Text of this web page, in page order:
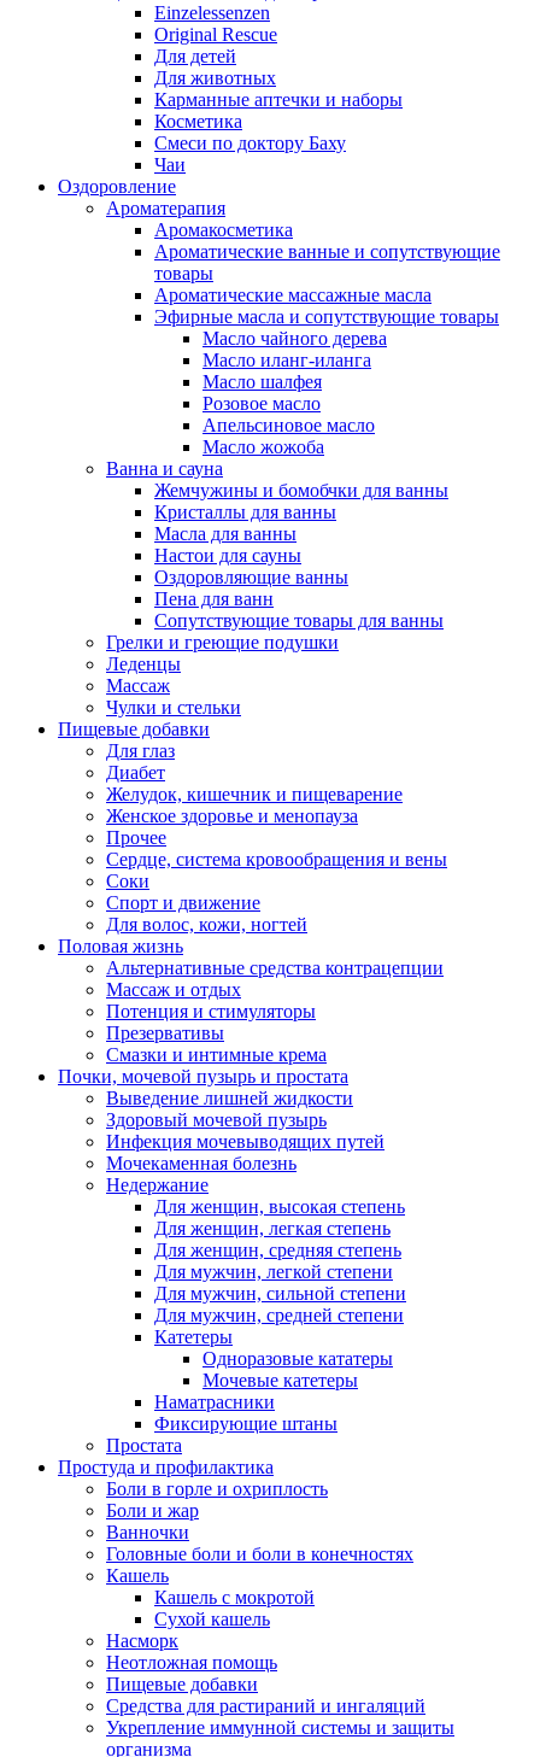
Einzelessenzen
Original Rescue
Для детей
Для животных
Карманные аптечки и наборы
Косметика
Смеси по доктору Баху
Чаи
Оздоровление
Ароматерапия
Аромакосметика
Ароматические ванные и сопутствующие
товары
Ароматические массажные масла
Эфирные масла и сопутствующие товары
Масло чайного дерева
Масло иланг-иланга
Масло шалфея
Розовое масло
Апельсиновое масло
Масло жожоба
Ванна и сауна
Жемчужины и бомобчки для ванны
Кристаллы для ванны
Масла для ванны
Настои для сауны
Оздоровляющие ванны
Пена для ванн
Сопутствующие товары для ванны
Грелки и греющие подушки
Леденцы
Массаж
Чулки и стельки
Пищевые добавки
Для глаз
Диабет
Желудок, кишечник и пищеварение
Женское здоровье и менопауза
Прочее
Сердце, система кровообращения и вены
Соки
Спорт и движение
Для волос, кожи, ногтей
Половая жизнь
Альтернативные средства контрацепции
Массаж и отдых
Потенция и стимуляторы
Презервативы
Смазки и интимные крема
Почки, мочевой пузырь и простата
Выведение лишней жидкости
Здоровый мочевой пузырь
Инфекция мочевыводящих путей
Мочекаменная болезнь
Недержание
Для женщин, высокая степень
Для женщин, легкая степень
Для женщин, средняя степень
Для мужчин, легкой степени
Для мужчин, сильной степени
Для мужчин, средней степени
Катетеры
Одноразовые кататеры
Мочевые катетеры
Наматрасники
Фиксирующие штаны
Простата
Простуда и профилактика
Боли в горле и охриплость
Боли и жар
Ванночки
Головные боли и боли в конечностях
Кашель
Кашель с мокротой
Сухой кашель
Насморк
Неотложная помощь
Пищевые добавки
Средства для растираний и ингаляций
Укрепление иммунной системы и защиты
организма